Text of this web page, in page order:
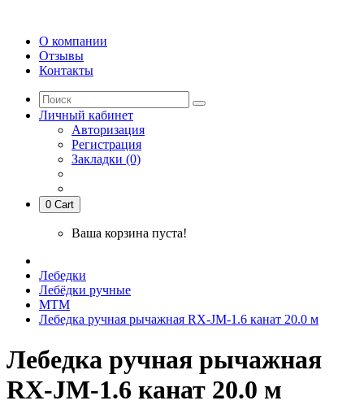
О компании
Отзывы
Контакты
Личный кабинет
Авторизация
Регистрация
Закладки (0)
0 Cart
Ваша корзина пуста!
Лебедки
Лебёдки ручные
МТМ
Лебедка ручная рычажная RX-JM-1.6 канат 20.0 м
Лебедка ручная рычажная
RX-JM-1.6 канат 20.0 м